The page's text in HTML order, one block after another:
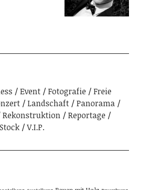
Event Fotografie
Freie
Landschaft
Panorama
Rekonstruktion
Reportage
Stock V.I.P.